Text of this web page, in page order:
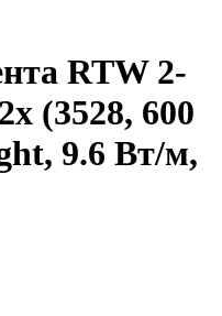
RTW 2-
(3528, 600
9.6 Вт/м,